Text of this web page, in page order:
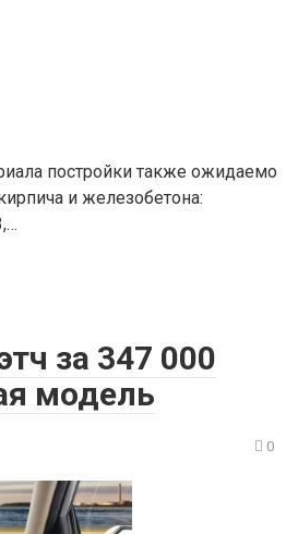
постройки также ожидаемо
и железобетона:
за 347 000
модель
0